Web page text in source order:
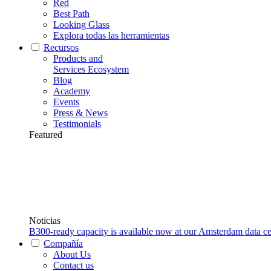
Red
Best Path
Looking Glass
Explora todas las herramientas
Recursos
Products and
Services Ecosystem
Blog
Academy
Events
Press & News
Testimonials
Featured
Noticias
B300-ready capacity is available now at our Amsterdam data
Compañía
About Us
Contact us